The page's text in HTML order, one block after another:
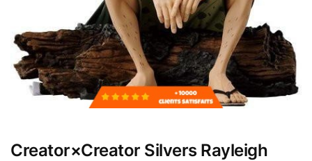
Creator×Creator Silvers Rayleigh